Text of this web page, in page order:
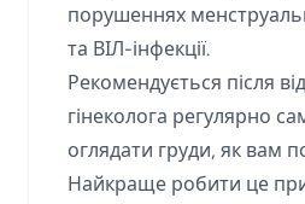
порушеннях
та ВІЛ-інфекції.
Рекомендується після
гінеколога регулярно
оглядати груди, як вам
Найкраще робити це